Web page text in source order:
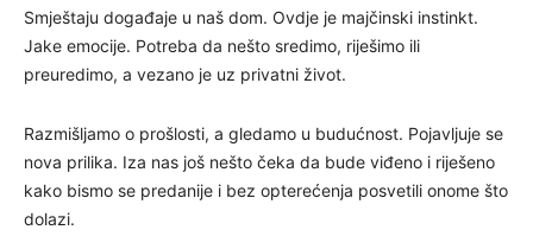
Smještaju događaje u naš dom. Ovdje je majčinski instinkt.
Jake emocije. Potreba da nešto sredimo, riješimo ili
preuredimo, a vezano je uz privatni život.
Razmišljamo o prošlosti, a gledamo u budućnost. Pojavljuje se
nova prilika. Iza nas još nešto čeka da bude viđeno i riješeno
kako bismo se predanije i bez opterećenja posvetili onome što
dolazi.